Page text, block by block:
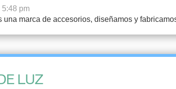
5:48 pm
una marca de accesorios, diseñamos y
LUZ